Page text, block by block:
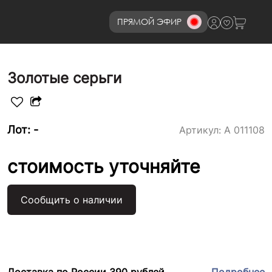
ПРЯМОЙ ЭФИР8 (800)777-72-69
Золотые серьги
Лот: - Артикул: А 011108
стоимость уточняйте
Сообщить о наличии